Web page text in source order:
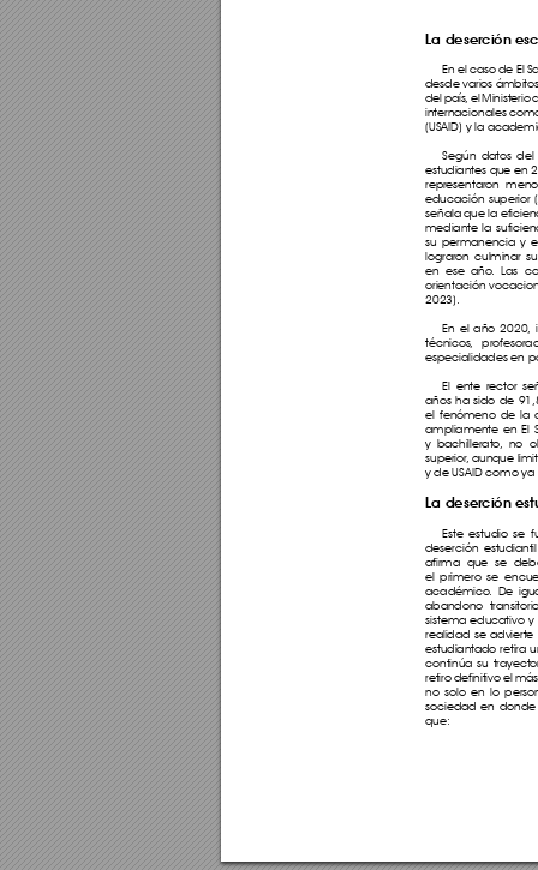
La deserción
En el caso de El
desde varios
del país, el Ministerio
internacionales
(USAID) y la
Según datos del
estudiantes que en
representaron
educación superior
señala que la
mediante la
su permanencia y
lograron culminar
en ese año. Las
orientación
2023).
En el año 2020,
técnicos,
especialidades en
El ente rector
años ha sido de
el fenómeno de la
ampliamente en El
y bachillerato , no
superior, aunque
y de USAID como
La deserción
Este estudio se
deserción
afirma que se
el primero se
académico. De
abandono
sistema educativo
realidad se
estudiantado retira
continúa su
retiro definitivo el
no solo en lo
sociedad en donde
que: